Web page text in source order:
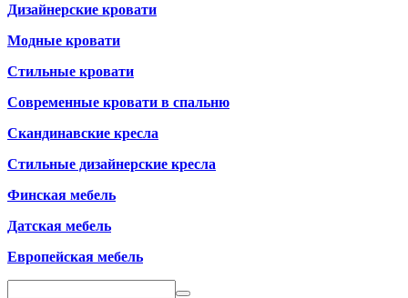
Дизайнерские кровати
Модные кровати
Стильные кровати
Современные кровати в спальню
Скандинавские кресла
Стильные дизайнерские кресла
Финская мебель
Датская мебель
Европейская мебель